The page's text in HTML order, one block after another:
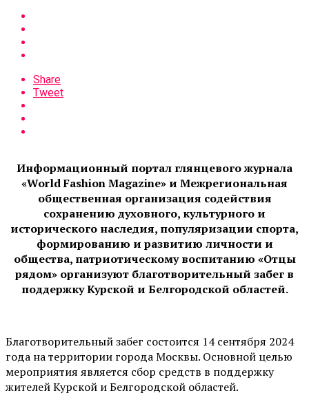
Share
Tweet
Информационный портал глянцевого журнала
«World Fashion Magazine» и Межрегиональная
общественная организация содействия
сохранению духовного, культурного и
исторического наследия, популяризации спорта,
формированию и развитию личности и
общества, патриотическому воспитанию «Отцы
рядом» организуют благотворительный забег в
поддержку Курской и Белгородской областей.
Благотворительный забег состоится 14 сентября 2024
года на территории города Москвы. Основной целью
мероприятия является сбор средств в поддержку
жителей Курской и Белгородской областей.